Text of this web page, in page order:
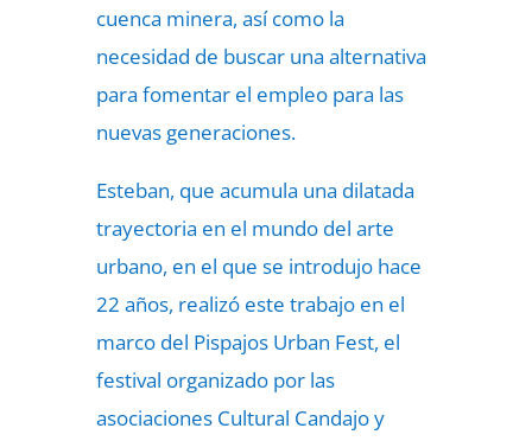
cuenca minera, así como la
necesidad de buscar una alternativa
para fomentar el empleo para las
nuevas generaciones.
Esteban, que acumula una dilatada
trayectoria en el mundo del arte
urbano, en el que se introdujo hace
22 años, realizó este trabajo en el
marco del Pispajos Urban Fest, el
festival organizado por las
asociaciones Cultural Candajo y